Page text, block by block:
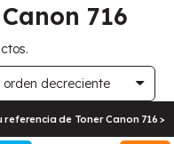
716
referencia de Toner Canon 716 >